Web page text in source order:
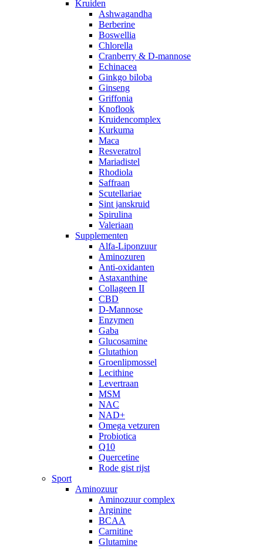
Kruiden
Ashwagandha
Berberine
Boswellia
Chlorella
Cranberry & D-mannose
Echinacea
Ginkgo biloba
Ginseng
Griffonia
Knoflook
Kruidencomplex
Kurkuma
Maca
Resveratrol
Mariadistel
Rhodiola
Saffraan
Scutellariae
Sint janskruid
Spirulina
Valeriaan
Supplementen
Alfa-Liponzuur
Aminozuren
Anti-oxidanten
Astaxanthine
Collageen II
CBD
D-Mannose
Enzymen
Gaba
Glucosamine
Glutathion
Groenlipmossel
Lecithine
Levertraan
MSM
NAC
NAD+
Omega vetzuren
Probiotica
Q10
Quercetine
Rode gist rijst
Sport
Aminozuur
Aminozuur complex
Arginine
BCAA
Carnitine
Glutamine